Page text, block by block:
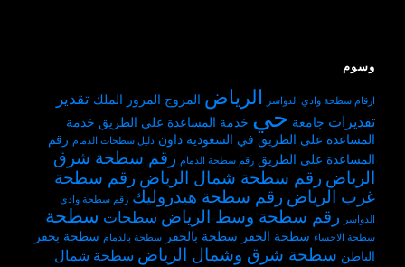
وسوم
ارقام سطحة وادي الدواسر الرياض المروج المرور الملك تقدير
تقديرات جامعة حي خدمة المساعدة على الطريق خدمة
المساعدة على الطريق في السعودية داون دليل سطحات الدمام رقم
المساعدة على الطريق رقم سطحة الدمام رقم سطحة شرق
الرياض رقم سطحة شمال الرياض رقم سطحة
غرب الرياض رقم سطحة هيدروليك رقم سطحة وادي
الدواسر
رقم سطحة وسط الرياض سطحات سطحة
سطحة الاحساء سطحة الحفر سطحة بالحفر سطحة بالدمام سطحة بحفر
الباطن سطحة شرق وشمال الرياض سطحة شمال